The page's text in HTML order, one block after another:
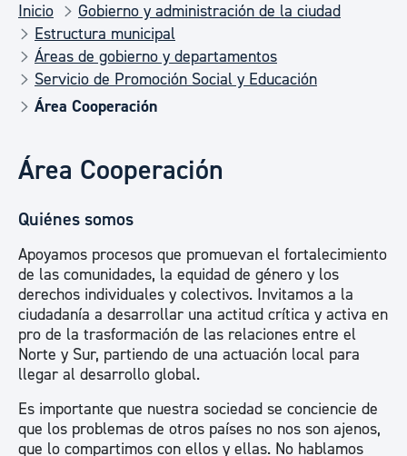
Inicio
Gobierno y administración de la ciudad
Estructura municipal
Áreas de gobierno y departamentos
Servicio de Promoción Social y Educación
Área Cooperación
Área Cooperación
Quiénes somos
Apoyamos procesos que promuevan el fortalecimiento
de las comunidades, la equidad de género y los
derechos individuales y colectivos. Invitamos a la
ciudadanía a desarrollar una actitud crítica y activa en
pro de la trasformación de las relaciones entre el
Norte y Sur, partiendo de una actuación local para
llegar al desarrollo global.
Es importante que nuestra sociedad se conciencie de
que los problemas de otros países no nos son ajenos,
que lo compartimos con ellos y ellas. No hablamos